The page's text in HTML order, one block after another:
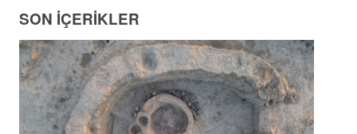
SON İÇERİKLER